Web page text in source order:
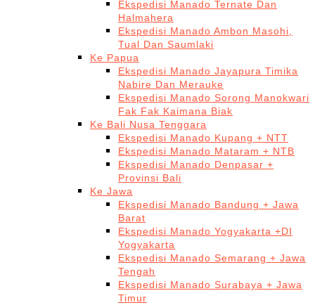
Ekspedisi Manado Ternate Dan
Halmahera
Ekspedisi Manado Ambon Masohi,
Tual Dan Saumlaki
Ke Papua
Ekspedisi Manado Jayapura Timika
Nabire Dan Merauke
Ekspedisi Manado Sorong Manokwari
Fak Fak Kaimana Biak
Ke Bali Nusa Tenggara
Ekspedisi Manado Kupang + NTT
Ekspedisi Manado Mataram + NTB
Ekspedisi Manado Denpasar +
Provinsi Bali
Ke Jawa
Ekspedisi Manado Bandung + Jawa
Barat
Ekspedisi Manado Yogyakarta +DI
Yogyakarta
Ekspedisi Manado Semarang + Jawa
Tengah
Ekspedisi Manado Surabaya + Jawa
Timur